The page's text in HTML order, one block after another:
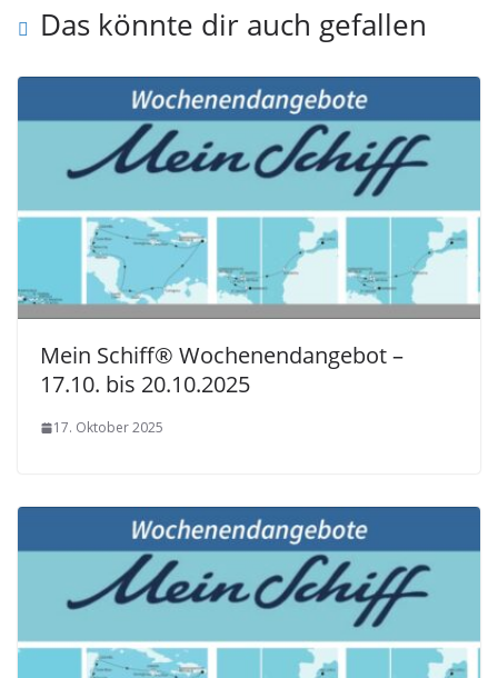
Das könnte dir auch gefallen
Mein Schiff® Wochenendangebot –
17.10. bis 20.10.2025
17. Oktober 2025